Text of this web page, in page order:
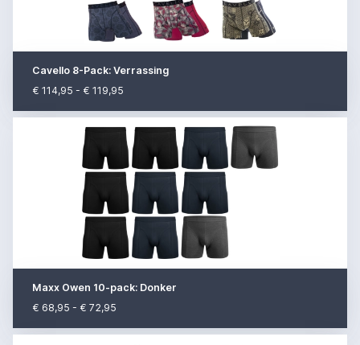
Cavello 8-Pack: Verrassing
€ 114,95 - € 119,95
Maxx Owen 10-pack: Donker
€ 68,95 - € 72,95